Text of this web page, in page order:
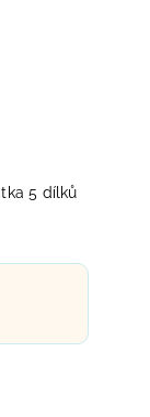
5 dílků